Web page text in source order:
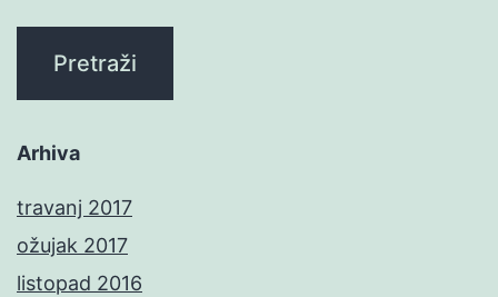
Arhiva
travanj 2017
ožujak 2017
listopad 2016